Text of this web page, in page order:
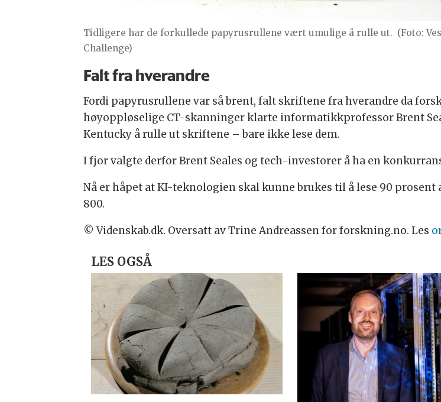
Tidligere har de forkullede papyrusrullene vært umulige å rulle ut. (Foto:
Challenge)
Falt fra hverandre
Fordi papyrusrullene var så brent, falt skriftene fra hverandre da
høyoppløselige CT-skanninger klarte informatikkprofessor Brent
Kentucky å rulle ut skriftene – bare ikke lese dem.
I fjor valgte derfor Brent Seales og tech-investorer å ha en
Nå er håpet at KI-teknologien skal kunne brukes til å lese 90
800.
© Videnskab.dk. Oversatt av Trine Andreassen for forskning.no. Les
LES OGSÅ